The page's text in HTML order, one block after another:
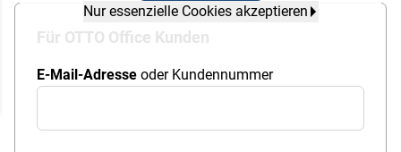
Nur essenzielle Cookies akzeptieren
Für OTTO Office Kunden
E-Mail-Adresse oder Kundennummer